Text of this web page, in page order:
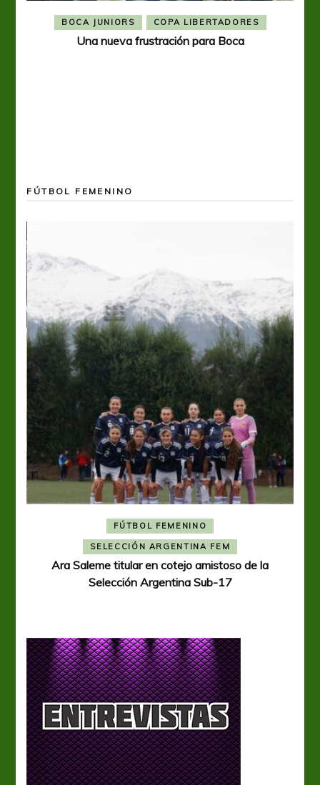
BOCA JUNIORS COPA LIBERTADORES
Una nueva frustración para Boca
FÚTBOL FEMENINO
FÚTBOL FEMENINO
SELECCIÓN ARGENTINA FEM
Ara Saleme titular en cotejo amistoso de la
Selección Argentina Sub-17